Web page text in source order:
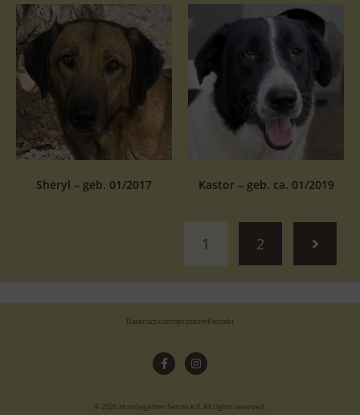
Sheryl – geb. 01/2017 Kastor – geb. ca. 01/2019
1 2
© 2026 Hundegarten Serres e.V. All rights reserved.
DatenschutzImpressumKontakt